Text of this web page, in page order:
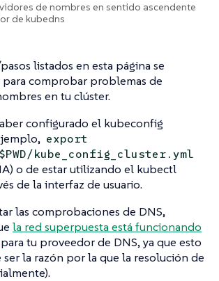
de nombres en sentido ascendente
de kubedns
listados en esta página se
comprobar problemas de
en tu clúster.
configurado el kubeconfig
export
kube_config_cluster.yml
o de estar utilizando el kubectl
de la interfaz de usuario.
las comprobaciones de DNS,
la red superpuesta está funcionando
para tu proveedor de DNS, ya que esto
la razón por la que la resolución de